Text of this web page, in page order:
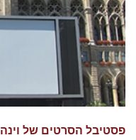
פסטיבל הסרטים של וינה 2015 - חוגג יום הולדת 25